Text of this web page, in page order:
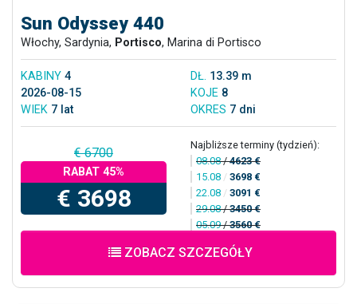
Sun Odyssey 440
Włochy, Sardynia, Portisco, Marina di Portisco
KABINY 4 DŁ. 13.39 m
2026-08-15
KOJE 8
WIEK 7 lat OKRES 7 dni
€ 6700
RABAT 45%
€ 3698
Najbliższe terminy (tydzień):
08.08/4623 €
15.08 / 3698 €
22.08 / 3091 €
29.08/3450 €
05.09/3560 €
ZOBACZ SZCZEGÓŁY